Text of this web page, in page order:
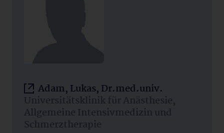
Adam, Lukas, Dr.med.univ.
Universitätsklinik für Anästhesie,
Allgemeine Intensivmedizin und
Schmerztherapie